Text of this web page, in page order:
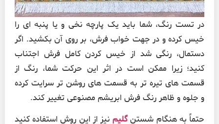
در تست رنگ، شما باید یک پارچه نخی و یا پنبه ای را
خیس کرده و در جهت خواب فرش، بر روی آن بکشید. اگر
دستمال، رنگی شد از خیس کردن کامل فرش اجتناب
کنید؛ زیرا ممکن است در اثر این حرکت شما، رنگ از
قسمت های تیره تر به قسمت های روشن تر سرایت کرده
و جلوه و ظاهر رنگ فرش ابریشم مصنوعی تغییر کند.
حتماً به هنگام شستنگلیمنیز از این روش استفاده کنید